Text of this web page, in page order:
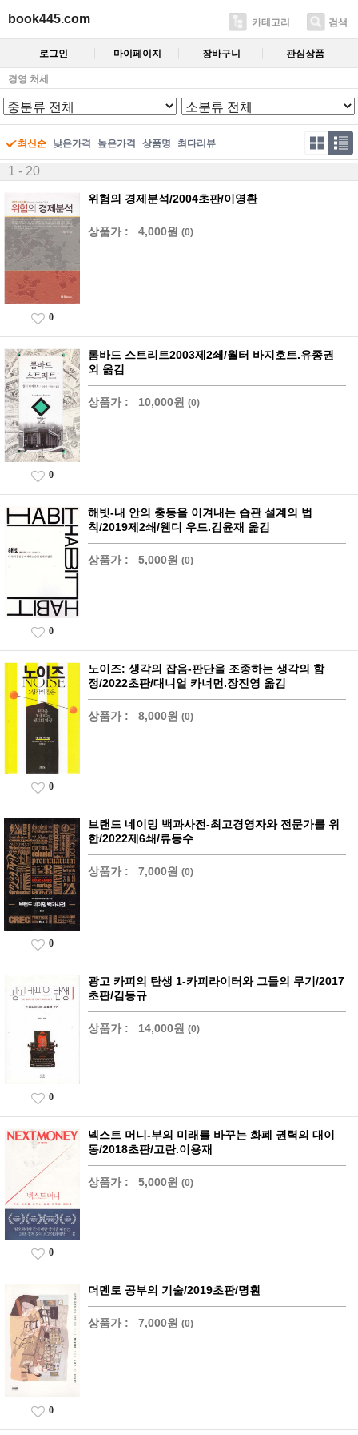
book445.com 카테고리 검색
로그인 마이페이지 장바구니 관심상품
경영 처세
최신순 낮은가격 높은가격 상품명 최다리뷰
1 - 20
위험의 경제분석/2004초판/이영환
상품가 : 4,000원 (0)
0
롬바드 스트리트2003제2쇄/월터 바지호트.유종권
외 옮김
상품가 : 10,000원 (0)
0
해빗-내 안의 충동을 이겨내는 습관 설계의 법
칙/2019제2쇄/웬디 우드.김윤재 옮김
상품가 : 5,000원 (0)
0
노이즈: 생각의 잡음-판단을 조종하는 생각의 함
정/2022초판/대니얼 카너먼.장진영 옮김
상품가 : 8,000원 (0)
0
브랜드 네이밍 백과사전-최고경영자와 전문가를 위
한/2022제6쇄/류동수
상품가 : 7,000원 (0)
0
광고 카피의 탄생 1-카피라이터와 그들의 무기/2017
초판/김동규
상품가 : 14,000원 (0)
0
넥스트 머니-부의 미래를 바꾸는 화폐 권력의 대이
동/2018초판/고란.이용재
상품가 : 5,000원 (0)
0
더멘토 공부의 기술/2019초판/명훤
상품가 : 7,000원 (0)
0